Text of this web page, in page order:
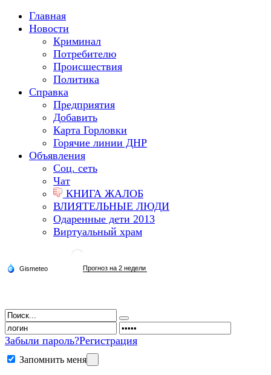
Главная
Новости
Криминал
Потребителю
Происшествия
Политика
Справка
Предприятия
Добавить
Карта Горловки
Горячие линии ДНР
Объявления
Соц. сеть
Чат
КНИГА ЖАЛОБ
ВЛИЯТЕЛЬНЫЕ ЛЮДИ
Одаренные дети 2013
Виртуальный храм
Забыли пароль?Регистрация
Запомнить меня